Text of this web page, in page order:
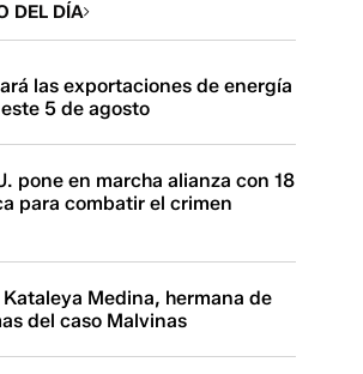
DEL DÍA
las exportaciones de energía
5 de agosto
pone en marcha alianza con 18
para combatir el crimen
Medina, hermana de
del caso Malvinas